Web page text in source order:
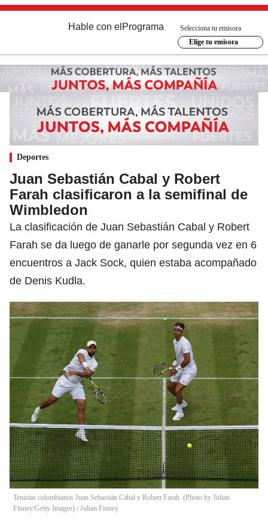
Hable con el Programa
Selecciona tu emisora
Elige tu emisora
Deportes
Juan Sebastián Cabal y Robert
Farah clasificaron a la semifinal de
Wimbledon
La clasificación de Juan Sebastián Cabal y Robert
Farah se da luego de ganarle por segunda vez en 6
encuentros a Jack Sock, quien estaba acompañado
de Denis Kudla.
Tenistas colombianos Juan Sebastián Cabal y Robert Farah. (Photo by Julian
Finney/Getty Images) / Julian Finney